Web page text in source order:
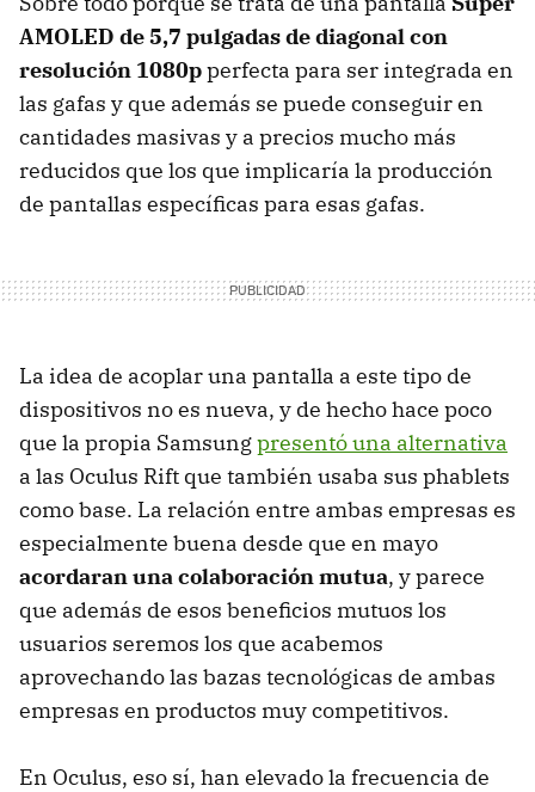
AMOLED de 5,7 pulgadas de diagonal con
resolución 1080pperfecta para ser integrada en
las gafas y que además se puede conseguir en
cantidades masivas y a precios mucho más
reducidos que los que implicaría la producción
de pantallas específicas para esas gafas.
La idea de acoplar una pantalla a este tipo de
dispositivos no es nueva, y de hecho hace poco
que la propia Samsungpresentó una alternativa
a las Oculus Rift que también usaba sus phablets
como base. La relación entre ambas empresas es
especialmente buena desde que en mayo
acordaran una colaboración mutua, y parece
que además de esos beneficios mutuos los
usuarios seremos los que acabemos
aprovechando las bazas tecnológicas de ambas
empresas en productos muy competitivos.
En Oculus, eso sí, han elevado la frecuencia de